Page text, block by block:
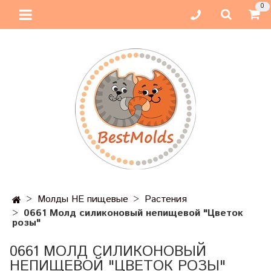
0
Молды НЕ пищевые
Растения
0661 Молд силиконовый непищевой "Цветок
розы"
0661 МОЛД СИЛИКОНОВЫЙ
НЕПИЩЕВОЙ "ЦВЕТОК РОЗЫ"